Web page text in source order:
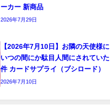
ーカー 新商品
2026年7月29日
【2026年7月10日】お隣の天使様に
いつの間にか駄目人間にされていた
件 カードサプライ（ブシロード）
2026年7月10日